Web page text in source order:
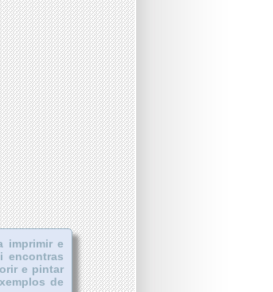
imprimir e
encontras
e pintar
de